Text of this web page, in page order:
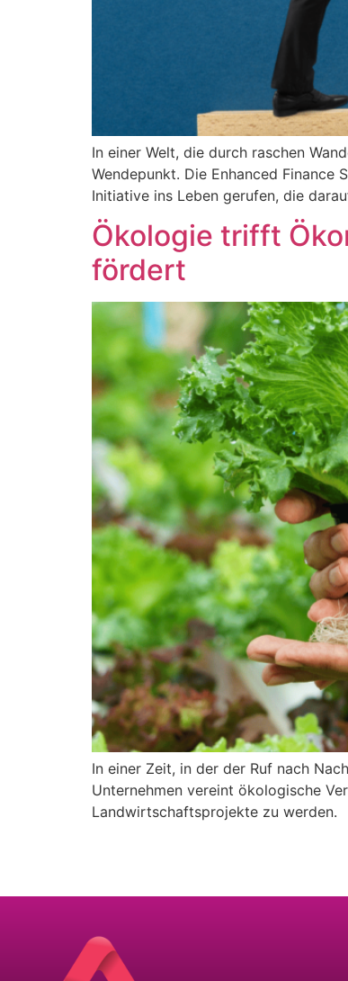
In einer Welt, die durch raschen
Wendepunkt. Die Enhanced Finance
Initiative ins Leben gerufen, die
Ökologie trifft
fördert
In einer Zeit, in der der Ruf nach
Unternehmen vereint ökologische
Landwirtschaftsprojekte zu werden.